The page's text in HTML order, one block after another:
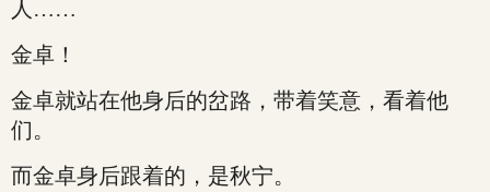
人……
金卓！
金卓就站在他身后的岔路，带着笑意，看着他
们。
而金卓身后跟着的，是秋宁。